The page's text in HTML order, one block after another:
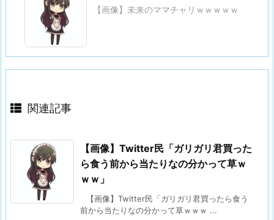
【画像】未来のママチャリｗｗｗｗｗ
関連記事
【画像】Twitter民「ガリガリ君買った
ら食う前から当たりなの分かって草ｗ
ｗｗ」
【画像】Twitter民「ガリガリ君買ったら食う
前から当たりなの分かって草ｗｗｗ ...